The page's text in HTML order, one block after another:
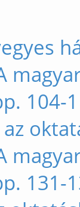
104-
131-